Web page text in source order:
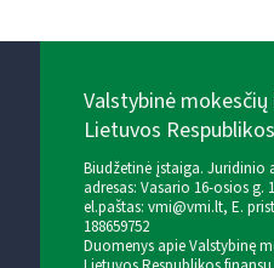
Valstybinė
Lietuvos
Biudžetinė įstaiga. Juridinio
adresas: Vasario 16-osios g.
el.paštas: vmi@vmi.lt, E.
188659752
Duomenys apie Valstybinę